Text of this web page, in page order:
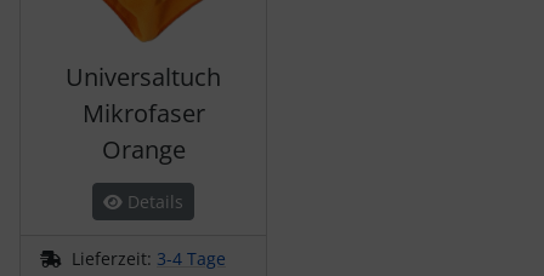
Universaltuch
Mikrofaser
Orange
Details
Lieferzeit: 3-4 Tage